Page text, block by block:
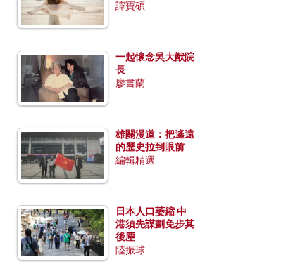
Copy
譚寶碩
一起懷念吳大猷院
長
廖書蘭
雄關漫道：把遙遠
的歷史拉到眼前
編輯精選
日本人口萎縮 中
港須先謀劃免步其
後塵
陸振球